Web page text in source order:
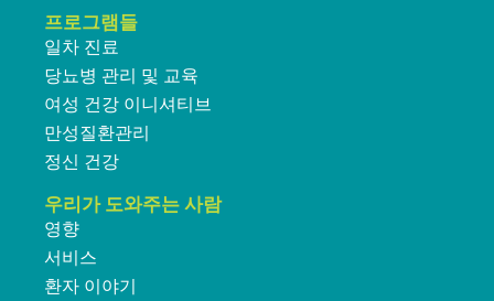
프로그램들
일차 진료
당뇨병 관리 및 교육
여성 건강 이니셔티브
만성질환관리
정신 건강
우리가 도와주는 사람
영향
서비스
환자 이야기